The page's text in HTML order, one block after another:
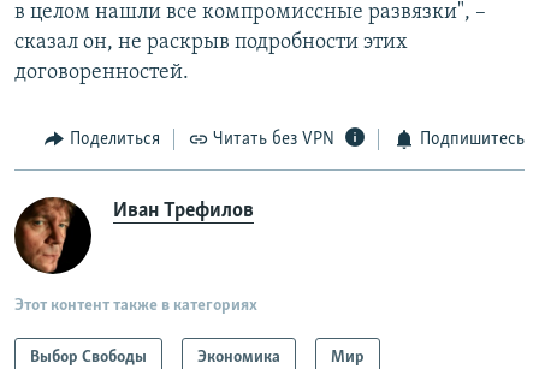
в целом нашли все компромиссные развязки", –
сказал он, не раскрыв подробности этих
договоренностей.
Поделиться Читать без VPN Подпишитесь
Иван Трефилов
Этот контент также в категориях
Выбор Свободы Экономика Мир